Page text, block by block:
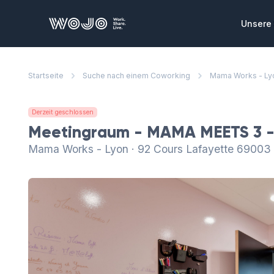
WOJO
Private
Startseite Suche nach einem Coworking Mama Works -
Derzeit geschlossen
Meetingraum - MAMA MEETS 3
Mama Works - Lyon · 92 Cours Lafayette